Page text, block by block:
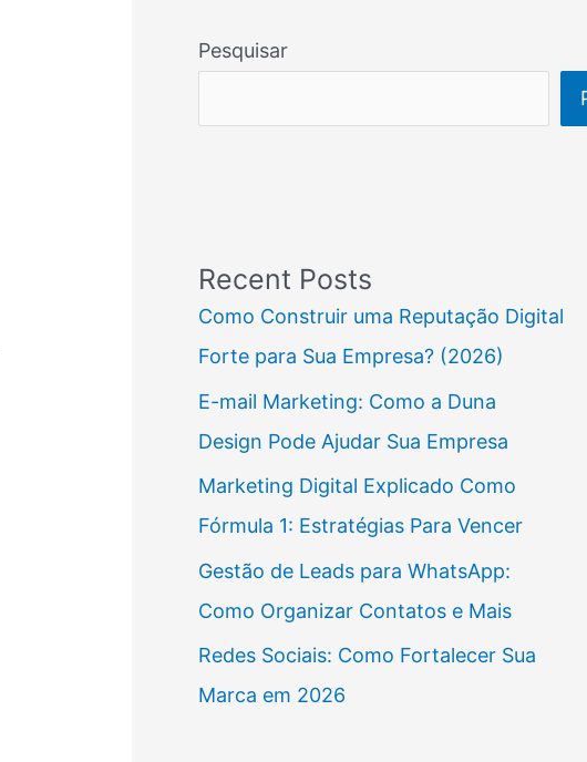
Pesquisar
Recent Posts
Como Construir uma Reputação Digital
Forte para Sua Empresa? (2026)
E-mail Marketing: Como a Duna
Design Pode Ajudar Sua Empresa
Marketing Digital Explicado Como
Fórmula 1: Estratégias Para Vencer
Gestão de Leads para WhatsApp:
Como Organizar Contatos e Mais
Redes Sociais: Como Fortalecer Sua
Marca em 2026